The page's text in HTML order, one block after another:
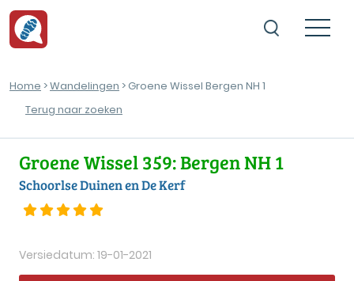
Home >Wandelingen > Groene Wissel Bergen NH 1
Terug naar zoeken
Groene Wissel 359: Bergen NH 1
Schoorlse Duinen en De Kerf
Versiedatum: 19-01-2021